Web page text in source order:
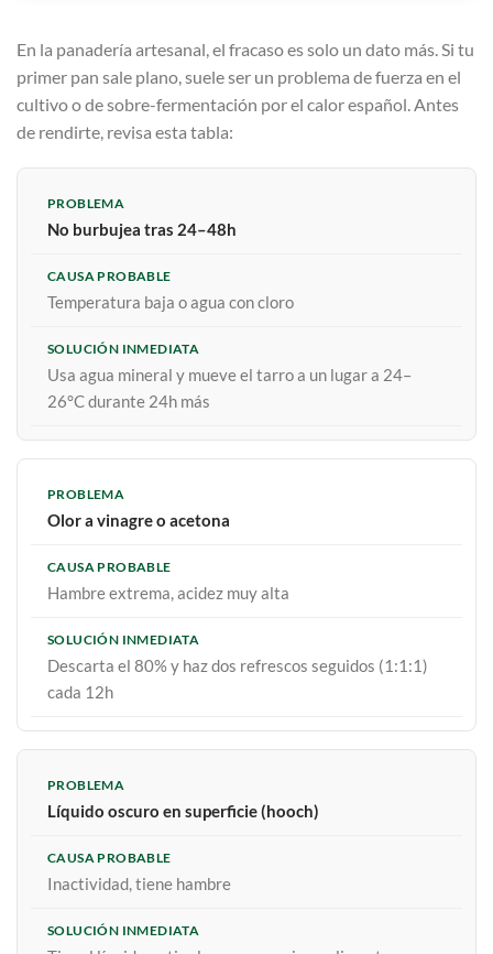
En la panadería artesanal, el fracaso es solo un dato más. Si tu
primer pan sale plano, suele ser un problema de fuerza en el
cultivo o de sobre-fermentación por el calor español. Antes
de rendirte, revisa esta tabla:
No burbujea tras 24–48h
Temperatura baja o agua con cloro
Usa agua mineral y mueve el tarro a un lugar a 24–
26°C durante 24h más
Olor a vinagre o acetona
Hambre extrema, acidez muy alta
Descarta el 80% y haz dos refrescos seguidos (1:1:1)
cada 12h
Líquido oscuro en superficie (hooch)
Inactividad, tiene hambre